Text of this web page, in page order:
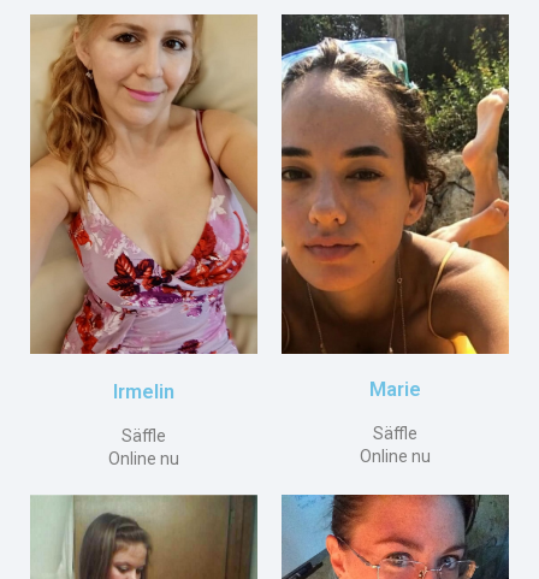
Irmelin
Säffle
Online nu
Marie
Säffle
Online nu